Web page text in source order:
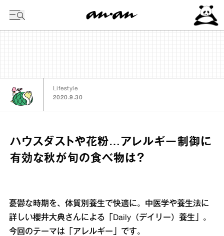
Lifestyle
2020.9.30
ハウスダストや花粉…アレルギー制御に
有効な秋が旬の食べ物は？
憂鬱な時期を、体質別養生で快適に。中医学や養生法に
詳しい櫻井大典さんによる「Daily（デイリー）養生」。
今回のテーマは「アレルギー」です。